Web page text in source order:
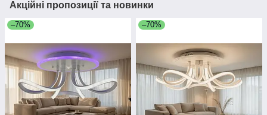
Акційні пропозиції та новинки
–70% –70%